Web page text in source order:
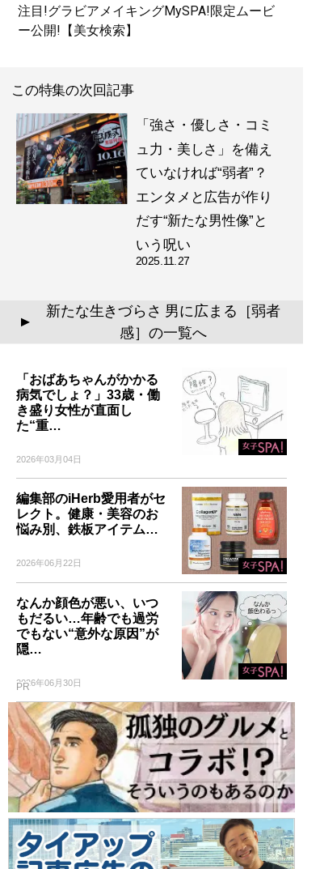
注目!グラビアメイキングMySPA!限定ムービ
ー公開!【美女検索】
この特集の次回記事
「強さ・優しさ・コミ
ュ力・美しさ」を備え
ていなければ“弱者”？
エンタメと広告が作り
だす“新たな男性像”と
いう呪い
2025.11.27
▲
新たな生きづらさ 男に広まる［弱者
感］の一覧へ
「おばあちゃんがかかる
病気でしょ？」33歳・働
き盛り女性が直面し
た“重…
2026年03月04日
編集部のiHerb愛用者がセ
レクト。健康・美容のお
悩み別、鉄板アイテム…
2026年06月22日
なんか顔色が悪い、いつ
もだるい…年齢でも過労
でもない“意外な原因”が
隠…
2026年06月30日
PR